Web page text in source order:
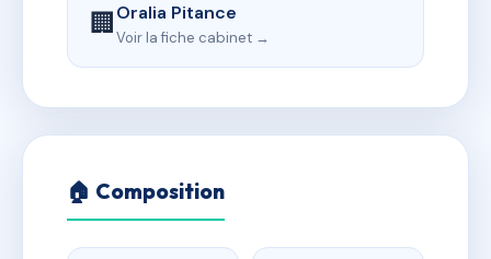
🏢Oralia Pitance
Voir la fiche cabinet →
🏠 Composition